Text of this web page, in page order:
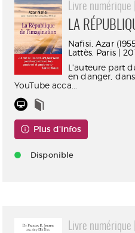
Livre numérique
LA
Nafisi, Azar
Lattès. Paris |
L'auteure part
en danger,
YouTube acca...
Plus d'infos
Disponible
Livre numérique